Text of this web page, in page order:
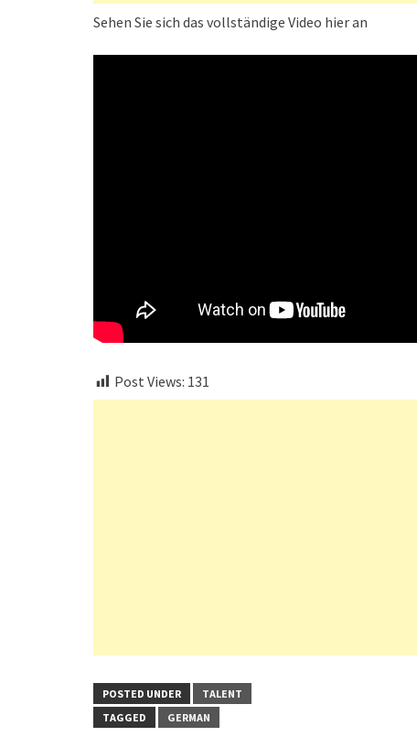
Sehen Sie sich das vollständige Video hier an
Post Views: 131
POSTED UNDER
TALENT
TAGGED
GERMAN